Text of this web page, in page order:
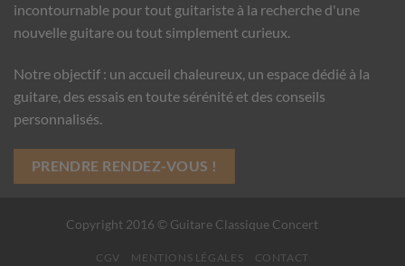
incontournable pour tout guitariste à la recherche d'une
nouvelle guitare ou tout simplement curieux.
Notre objectif : un accueil chaleureux, un espace dédié à la
guitare, des essais en toute sérénité et des conseils
personnalisés.
PRENDRE RENDEZ-VOUS !
Copyright 2016 © Guitare Classique Concert
CGV MENTIONS LÉGALES CONTACT